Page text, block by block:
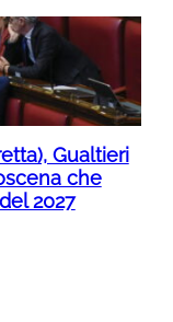
Gualtieri
che
2027